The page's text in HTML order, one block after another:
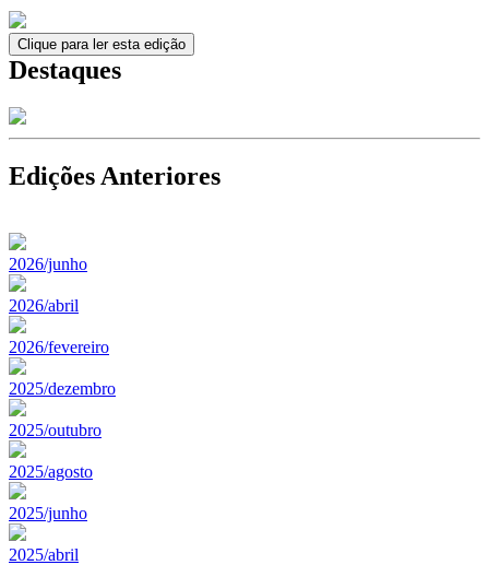
Clique para ler esta edição
Destaques
Edições Anteriores
2026/junho
2026/abril
2026/fevereiro
2025/dezembro
2025/outubro
2025/agosto
2025/junho
2025/abril